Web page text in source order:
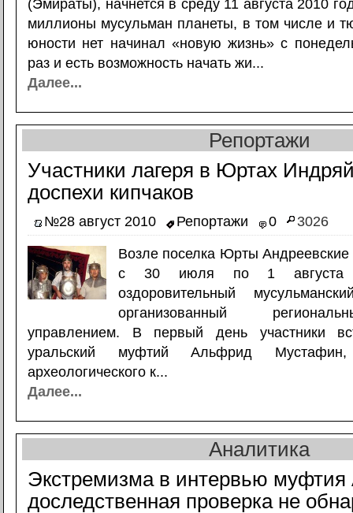
(Эмираты), начнется в среду 11 августа 2010
миллионы мусульман планеты, в том числе и
юности нет начинал «новую жизнь» с
раз и есть возможность начать жи...
Далее...
Репортажи
Участники лагеря в Юртах
доспехи кипчаков
№28 август 2010 Репортажи 0
3026
Возле поселка Юрты
с 30 июля по 1 августа
оздоровительный
организованный
управлением. В первый день участники
уральский муфтий Альфрид
археологического к...
Далее...
Аналитика
Экстремизма в интервью муфтия
доследственная проверка не